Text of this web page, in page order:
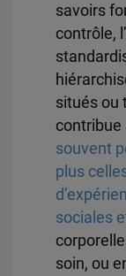
savoirs
contrôle,
situés ou
contribue
souvent
plus
sociales
soin, ou